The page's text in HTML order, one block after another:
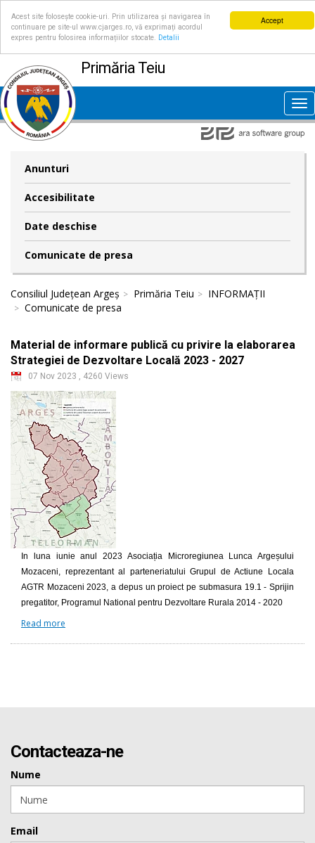
Accept
Acest site folosește cookie-uri. Prin utilizarea și navigarea în
continuare pe site-ul www.cjarges.ro, vă exprimați acordul
expres pentru folosirea informațiilor stocate.
Detalii
Primăria Teiu
Anunturi
Accesibilitate
Date deschise
Comunicate de presa
Consiliul Județean Argeș Primăria Teiu
INFORMAȚII
Comunicate de presa
Material de informare publică cu privire la elaborarea
Strategiei de Dezvoltare Locală 2023 - 2027
07 Nov 2023 , 4260 Views
In luna iunie anul 2023 Asociația Microregiunea Lunca Argeșului
Mozaceni, reprezentant al parteneriatului Grupul de Actiune Locala
AGTR Mozaceni 2023, a depus un proiect pe submasura 19.1 - Sprijin
pregatitor, Programul National pentru Dezvoltare Rurala 2014 - 2020
Read more
Contacteaza-ne
Nume
Email